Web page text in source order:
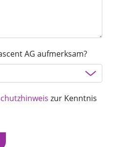
AG aufmerksam?
zur Kenntnis